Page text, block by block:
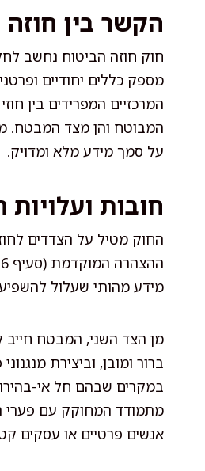
הקשר בין
חוק חוזה הביטוח נחשב
מספק כללים יחודיים
המרכזיים המפרידים בין
המבוטח והן מצד המבטח.
על סמך מידע מלא ומדויק.
חובות
החוק מטיל על הצדדים
מידע מהותי שעלול
מן הצד השני, המבטח חייב
ברור ומובן, וביצירת
במקרים שבהם חל אי-
מתמודד המחוקק עם פערי
אנשים פרטיים או עסקים